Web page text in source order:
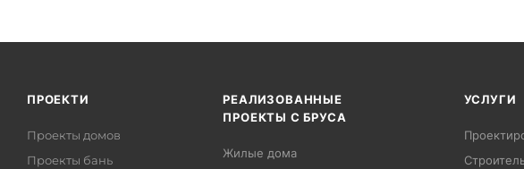
ПРОЕКТИ
Проекты домов
Проекты бань
РЕАЛИЗОВАННЫЕ
ПРОЕКТЫ С БРУСА
Жилые дома
УСЛУГИ